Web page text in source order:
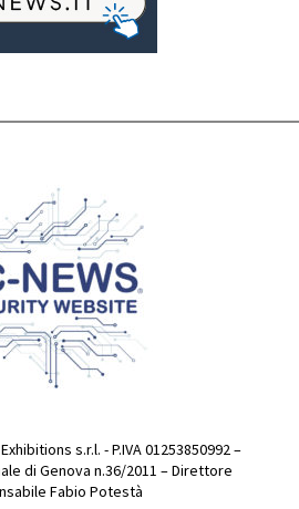
s.r.l. - P.IVA 01253850992 –
di Genova n.36/2011 – Direttore
Fabio Potestà